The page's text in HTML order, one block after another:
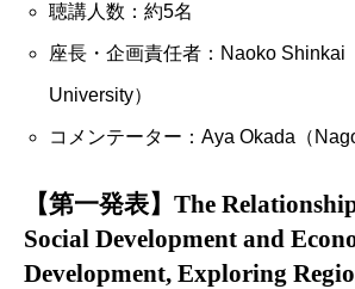
聴講人数：約5名
座長・企画責任者： Naoko Shinkai
University）
コメンテーター： Aya Okada（
【第一発表】The
Social Development and
Development, Exploring